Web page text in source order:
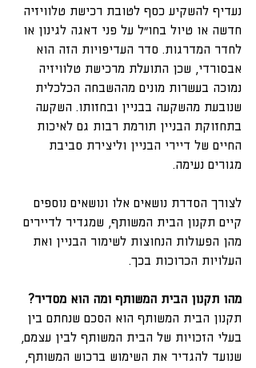
נעדיף להשקיע כסף לטובת רכישת טלוויזיה
חדשה או טיול בחו"ל על פני דאגה לגינון או
לחדר המדרגות. סדר העדיפויות הזה הוא
אבסורדי, שכן התועלת מרכישת טלוויזיה
נמוכה בעשרות מונים מההשבחה הכלכלית
שנובעת מהשקעה בבניין ובחזותו. השקעה
בתחזוקת הבניין תורמת רבות גם לאיכות
החיים של דיירי הבניין וליצירת סביבת
מגורים נעימה.
לצורך הסדרת נושאים אלו ונושאים נוספים
קיים תקנון הבית המשותף, שמגדיר לדיירים
מהן הפעולות הנחוצות לשימור הבניין ואת
העלויות הכרוכות בכך.
מהו תקנון הבית המשותף ומה הוא מסדיר?
תקנון הבית המשותף הוא הסכם שנחתם בין
בעלי הזכויות של הבית המשותף לבין עצמם,
שנועד להגדיר את השימוש ברכוש המשותף,